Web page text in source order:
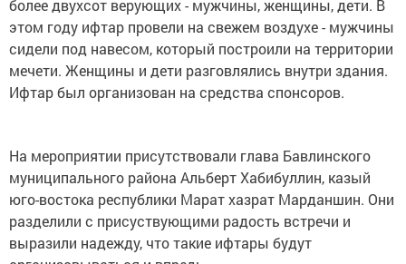
более двухсот верующих - мужчины, женщины, дети. В
этом году ифтар провели на свежем воздухе - мужчины
сидели под навесом, который построили на территории
мечети. Женщины и дети разговлялись внутри здания.
Ифтар был организован на средства спонсоров.
На мероприятии присутствовали глава Бавлинского
муниципального района Альберт Хабибуллин, казый
юго-востока республики Марат хазрат Марданшин. Они
разделили с присуствующими радость встречи и
выразили надежду, что такие ифтары будут